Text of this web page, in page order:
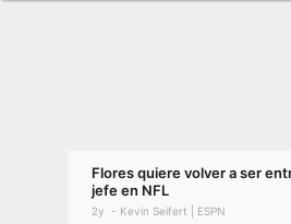
Flores quiere volver a ser
jefe en NFL
2y Kevin Seifert | ESPN